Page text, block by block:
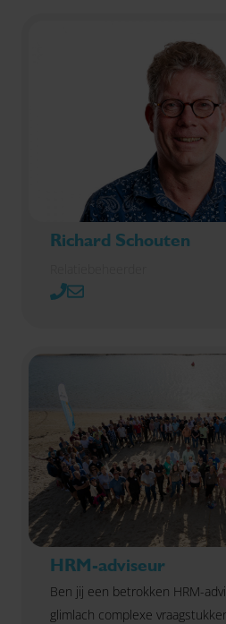
Richard Schouten
HRM-adviseur
Ben jij een betrokken HRM-
glimlach complexe